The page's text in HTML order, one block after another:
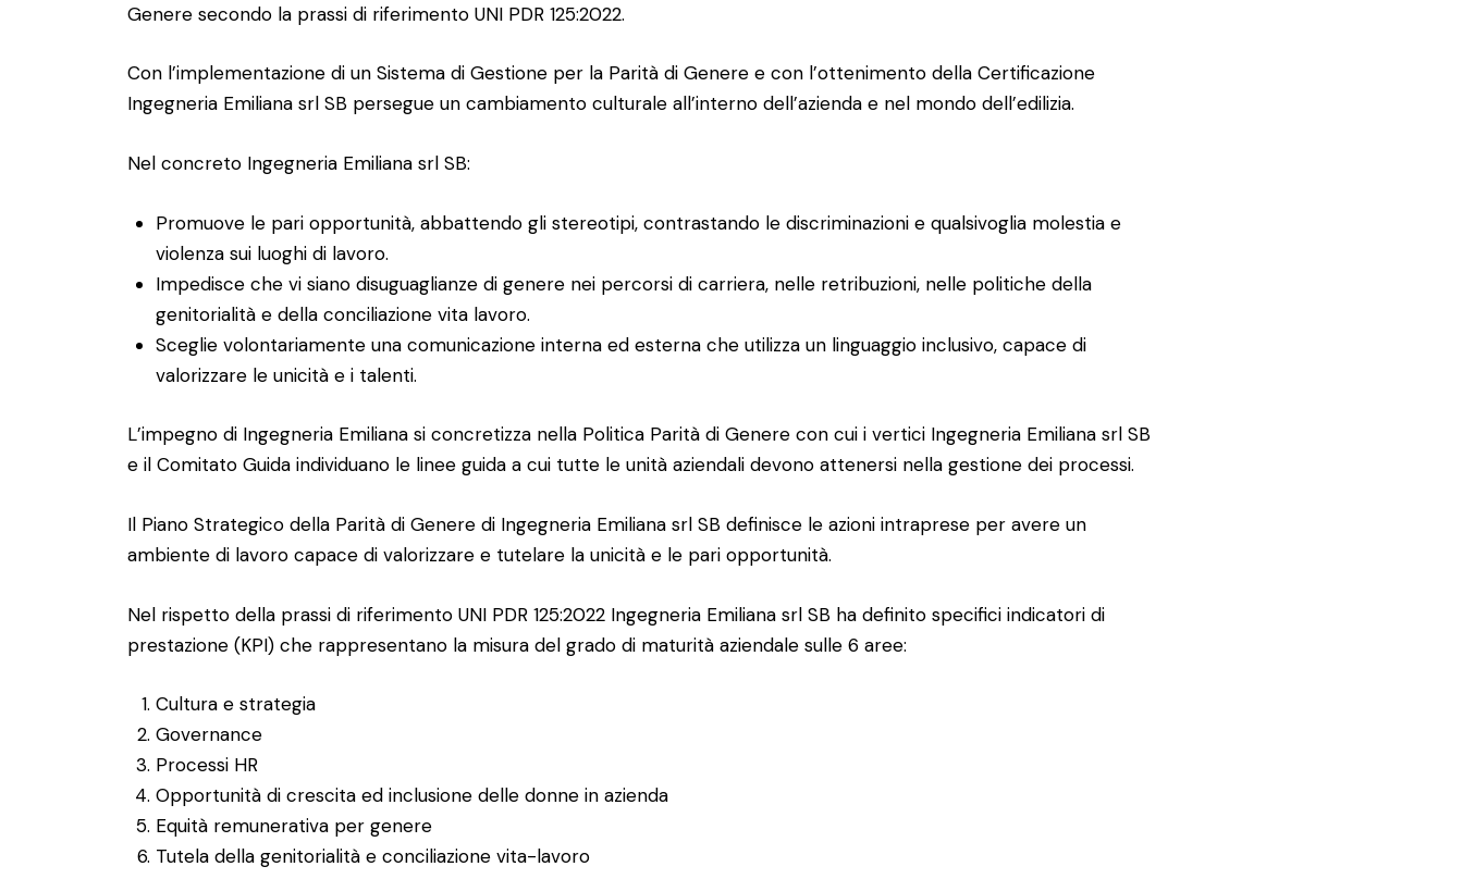
Genere secondo la prassi di riferimento UNI PDR 125:2022.
Con l’implementazione di un Sistema di Gestione per la Parità di Genere e con l’ottenimento della Certificazione
Ingegneria Emiliana srl SB persegue un cambiamento culturale all’interno dell’azienda e nel mondo dell’edilizia.
Nel concreto Ingegneria Emiliana srl SB:
Promuove le pari opportunità, abbattendo gli stereotipi, contrastando le discriminazioni e qualsivoglia molestia e
violenza sui luoghi di lavoro.
Impedisce che vi siano disuguaglianze di genere nei percorsi di carriera, nelle retribuzioni, nelle politiche della
genitorialità e della conciliazione vita lavoro.
Sceglie volontariamente una comunicazione interna ed esterna che utilizza un linguaggio inclusivo, capace di
valorizzare le unicità e i talenti.
L’impegno di Ingegneria Emiliana si concretizza nella Politica Parità di Genere con cui i vertici Ingegneria Emiliana srl SB
e il Comitato Guida individuano le linee guida a cui tutte le unità aziendali devono attenersi nella gestione dei processi.
Il Piano Strategico della Parità di Genere di Ingegneria Emiliana srl SB definisce le azioni intraprese per avere un
ambiente di lavoro capace di valorizzare e tutelare la unicità e le pari opportunità.
Nel rispetto della prassi di riferimento UNI PDR 125:2022 Ingegneria Emiliana srl SB ha definito specifici indicatori di
prestazione (KPI) che rappresentano la misura del grado di maturità aziendale sulle 6 aree:
Cultura e strategia
Governance
Processi HR
Opportunità di crescita ed inclusione delle donne in azienda
Equità remunerativa per genere
Tutela della genitorialità e conciliazione vita-lavoro